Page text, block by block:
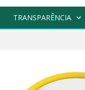
TRANSPARÊNCIA